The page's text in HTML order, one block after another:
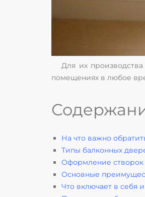
Для их
помещениях в любое
На что важно
Типы балконных
Оформление створок
Основные
Что включает в себя